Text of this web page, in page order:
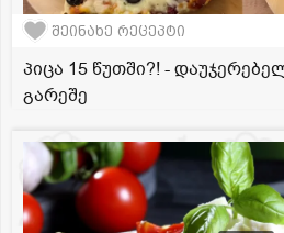
შეინახე რეცეპტი
პიცა 15 წუთში?! -
გარეშე